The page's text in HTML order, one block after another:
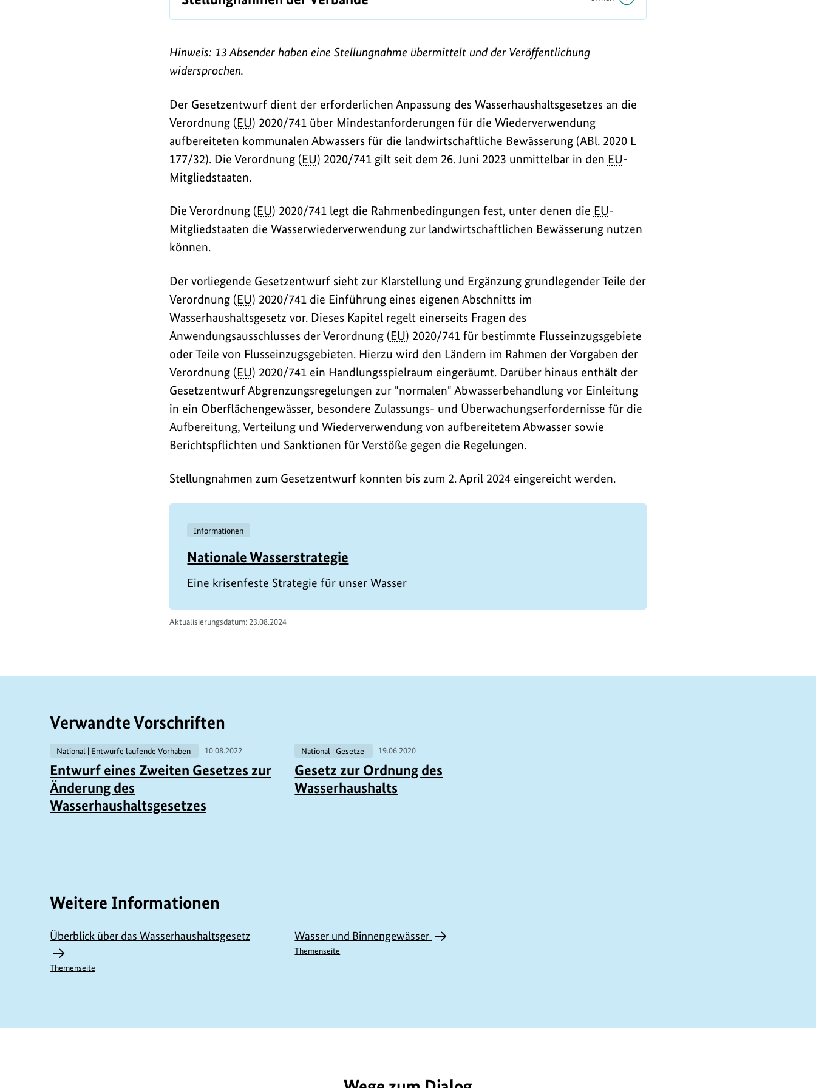
i
n
s
Hinweis: 13 Absender haben eine Stellungnahme übermittelt und der Veröffentlichung
widersprochen.
Der Gesetzentwurf dient der erforderlichen Anpassung des Wasserhaushaltsgesetzes an die
Verordnung (EU) 2020/741 über Mindestanforderungen für die Wiederverwendung
aufbereiteten kommunalen Abwassers für die landwirtschaftliche Bewässerung (ABl. 2020 L
177/32). Die Verordnung (EU) 2020/741 gilt seit dem 26. Juni 2023 unmittelbar in den EU-
Mitgliedstaaten.
Die Verordnung (EU) 2020/741 legt die Rahmenbedingungen fest, unter denen die EU-
Mitgliedstaaten die Wasserwiederverwendung zur landwirtschaftlichen Bewässerung nutzen
können.
Der vorliegende Gesetzentwurf sieht zur Klarstellung und Ergänzung grundlegender Teile der
Verordnung (EU) 2020/741 die Einführung eines eigenen Abschnitts im
Wasserhaushaltsgesetz vor. Dieses Kapitel regelt einerseits Fragen des
Anwendungsausschlusses der Verordnung (EU) 2020/741 für bestimmte Flusseinzugsgebiete
oder Teile von Flusseinzugsgebieten. Hierzu wird den Ländern im Rahmen der Vorgaben der
Verordnung (EU) 2020/741 ein Handlungsspielraum eingeräumt. Darüber hinaus enthält der
Gesetzentwurf Abgrenzungsregelungen zur "normalen" Abwasserbehandlung vor Einleitung
in ein Oberflächengewässer, besondere Zulassungs- und Überwachungserfordernisse für die
Aufbereitung, Verteilung und Wiederverwendung von aufbereitetem Abwasser sowie
Berichtspflichten und Sanktionen für Verstöße gegen die Regelungen.
Stellungnahmen zum Gesetzentwurf konnten bis zum 2. April 2024 eingereicht werden.
Informationen
Nationale Wasserstrategie
Eine krisenfeste Strategie für unser Wasser
Aktualisierungsdatum: 23.08.2024
Verwandte Vorschriften
National | Entwürfe laufende Vorhaben 10.08.2022
Entwurf eines Zweiten Gesetzes zur
Änderung des
Wasserhaushaltsgesetzes
National | Gesetze 19.06.2020
Gesetz zur Ordnung des
Wasserhaushalts
Weitere Informationen
Überblick über das Wasserhaushaltsgesetz
Themenseite
Wasser und Binnengewässer
Themenseite